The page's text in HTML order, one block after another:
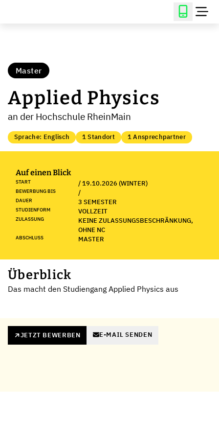
Master
Applied Physics
an der Hochschule RheinMain
Sprache: Englisch 1 Standort 1 Ansprechpartner
Auf einen Blick
START / 19.10.2026 (WINTER)
BEWERBUNG BIS /
DAUER 3 SEMESTER
STUDIENFORM VOLLZEIT
ZULASSUNG
KEINE ZULASSUNGSBESCHRÄNKUNG,
OHNE NC
ABSCHLUSS MASTER
Überblick
Das macht den Studiengang Applied Physics aus
JETZT BEWERBEN E-MAIL SENDEN